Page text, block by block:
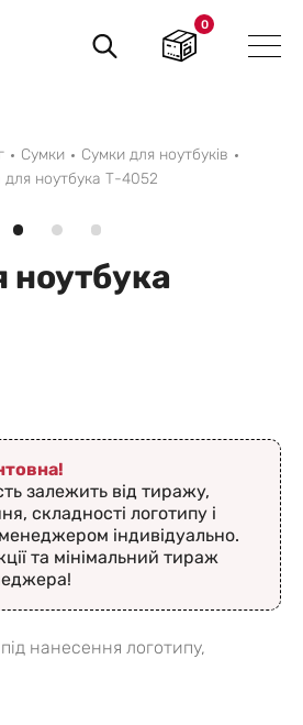
Пошук
товарів
0
Сумки
Сумки для ноутбуків
для ноутбука Т-4052
ноутбука
залежить від тиражу,
складності логотипу і
індивідуально.
та мінімальний тираж
нанесення логотипу,